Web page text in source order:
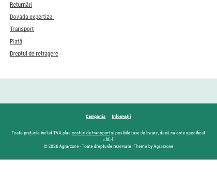
Returnări
Dovada expertizei
Transport
Plată
Dreptul de retragere
Compania Informații
Toate prețurile includ TVA plus costuri de transportși posibile taxe de livrare, dacă nu este specificat
altfel.
© 2026 Agrarzone - Toate drepturile rezervate. Theme by Agrarzone